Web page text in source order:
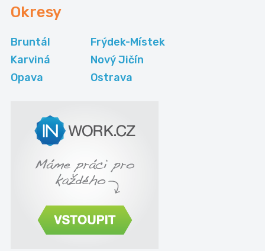
Okresy
Bruntál
Frýdek-Místek
Karviná
Nový Jičín
Opava
Ostrava